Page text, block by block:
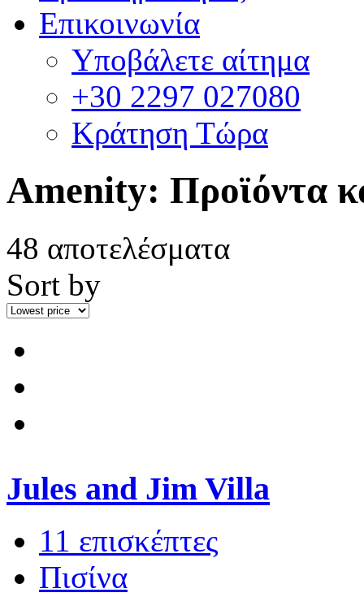
Επικοινωνία
Υποβάλετε αίτημα
+30 2297 027080
Κράτηση Τώρα
Amenity: Προϊόντα
48 αποτελέσματα
Sort by
Jules and Jim Villa
11 επισκέπτες
Πισίνα